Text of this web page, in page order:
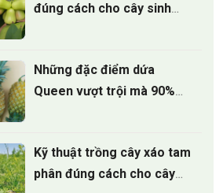
đúng cách cho cây sinh
Những đặc điểm dứa
Queen vượt trội mà 90%
Kỹ thuật trồng cây xáo tam
phân đúng cách cho cây